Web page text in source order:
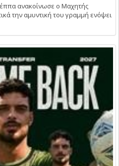
ανακοίνωσε ο Μαχητής
την αμυντική του γραμμή ενόψει